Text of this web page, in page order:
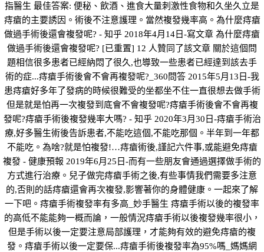
指醫生 最佳答案: 便秘、飲酒、進食大量刺激性食物和久坐久立是
痔瘡的主要誘因。術後不注意護理。當然複發幾率高。為什麼痔瘡
做過手術後還會複發呢? - 知乎 2018年4月14日-寫文章 為什麼痔瘡
做過手術後還會複發呢? [已重置] 12 人贊同了該文章 關於這個問
題相信很多患者已經納悶了很久,也導致一些患者已經達到該去手
術的症...痔瘡手術後會不會再複發呢?_360問答 2015年5月13日-我
患痔瘡好多年了發病的時候很難受的坐都坐不住一直很想去做手術
但是就是怕再一次複發到底會不會複發呢?痔瘡手術後會不會再複
發呢?痔瘡手術後複發幾率大嗎? - 知乎 2020年3月30日-痔瘡手術治
療,好多醫生術後告訴患者,不能吃這個,不能吃那個。半年到一年都
不能吃。為啥?就是怕複發!…痔瘡術後,謹記六件事,或能避免痔瘡
複發 - 健康預報 2019年6月25日-而有一些朋友會通過選擇做手術的
方式進行治療。兒子做完痔瘡手術之後,有些事情我們需要多注意
的,否則的話痔瘡還會再次複發,影響著你的身體健康。一起來了解
一下吧。痔瘡手術複發率有多高_妙手醫生 痔瘡手術以後的複發率
的高低不能能夠一概而論，一般情況痔瘡手術以後複發幾率很小，
但是手術以後一定要注意局部護理，才能夠有效的避免痔瘡的複
發。痔瘡手術以後一定要保...痔瘡手術後複發率為95%嗎_媽媽網